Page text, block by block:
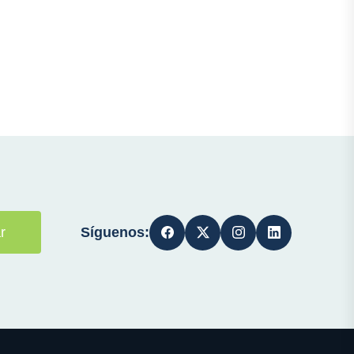
Síguenos: